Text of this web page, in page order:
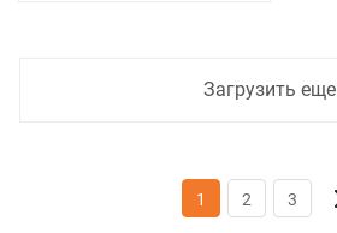
Загрузить еще
1 2 3